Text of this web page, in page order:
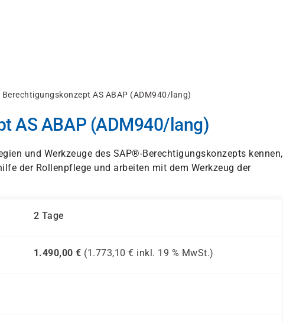
Berechtigungskonzept AS ABAP (ADM940/lang)
AS ABAP (ADM940/lang)
und Werkzeuge des SAP®-Berechtigungskonzepts kennen,
der Rollenpflege und arbeiten mit dem Werkzeug der
2 Tage
1.490,00 € (1.773,10 € inkl. 19 % MwSt.)